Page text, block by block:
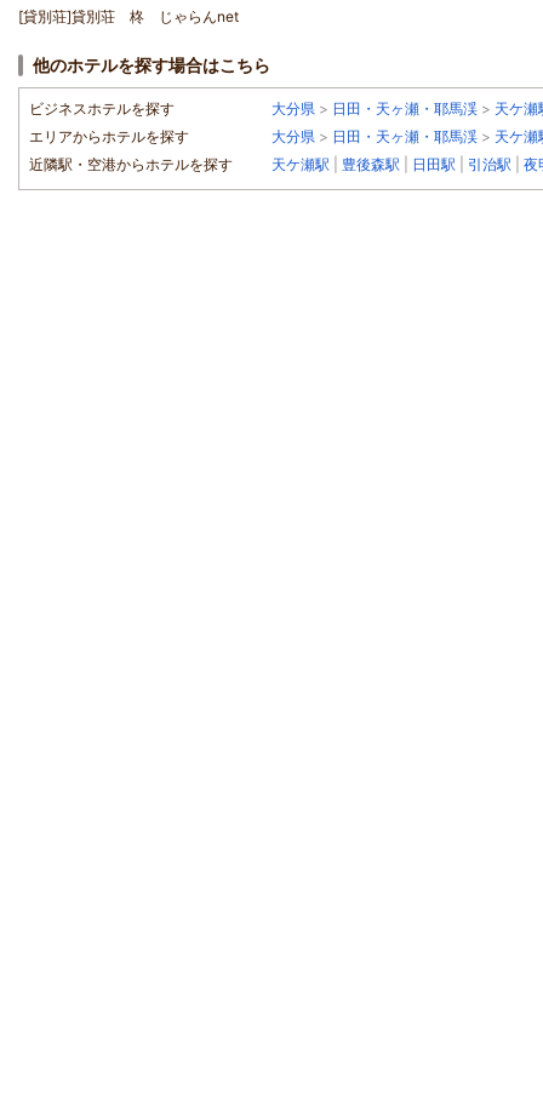
[貸別荘]貸別荘 柊 じゃらんnet
他のホテルを探す場合はこちら
ビジネスホテルを探す 大分県 > 日田・天ヶ瀬・耶馬渓 > 天ケ瀬
エリアからホテルを探す
大分県 > 日田・天ヶ瀬・耶馬渓 > 天ケ瀬
近隣駅・空港からホテルを探す
天ケ瀬駅 豊後森駅 日田駅 引治駅 夜